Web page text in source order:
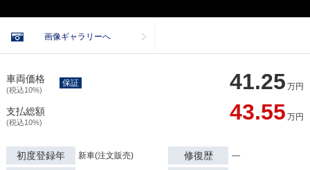
画像ギャラリーへ
車両価格
(税込10%) 41.25 万円
保証
支払総額
(税込10%) 43.55 万円
初度登録年 新車(注文販売) 修復歴 ―